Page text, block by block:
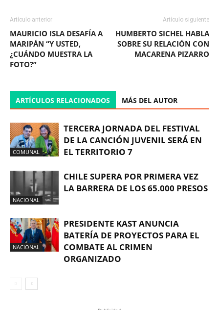
Artículo anterior
MAURICIO ISLA DESAFÍA A
MARIPÁN “Y USTED,
¿CUÁNDO MUESTRA LA
FOTO?”
Artículo siguiente
HUMBERTO SICHEL HABLA
SOBRE SU RELACIÓN CON
MACARENA PIZARRO
ARTÍCULOS RELACIONADOS MÁS DEL AUTOR
COMUNAL
TERCERA JORNADA DEL FESTIVAL
DE LA CANCIÓN JUVENIL SERÁ EN
EL TERRITORIO 7
NACIONAL
CHILE SUPERA POR PRIMERA VEZ
LA BARRERA DE LOS 65.000 PRESOS
NACIONAL
PRESIDENTE KAST ANUNCIA
BATERÍA DE PROYECTOS PARA EL
COMBATE AL CRIMEN
ORGANIZADO